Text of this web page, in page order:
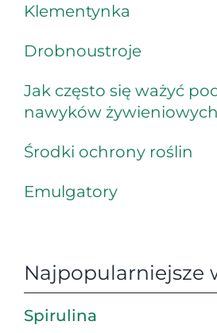
Klementynka
Drobnoustroje
Jak często się ważyć
nawyków
Środki ochrony roślin
Emulgatory
Najpopularniejsze
Spirulina